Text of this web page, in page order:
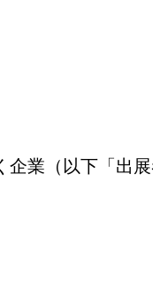
業（以下「出